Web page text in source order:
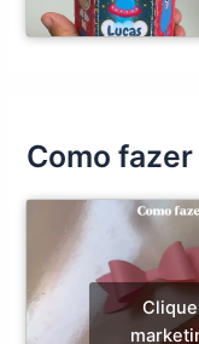
Como